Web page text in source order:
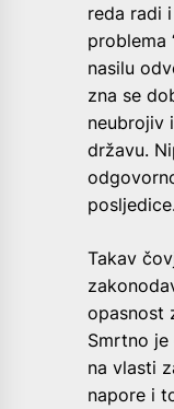
reda radi
problema
nasilu
zna se
neubrojiv
državu.
posljedice.
Takav
opasnost
Smrtno
na vlasti
napore i